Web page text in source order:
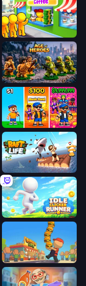
Coffee Idle
Age of Heroes
Music Band
Raft Life
Idle Clicker Runner
Burger Life